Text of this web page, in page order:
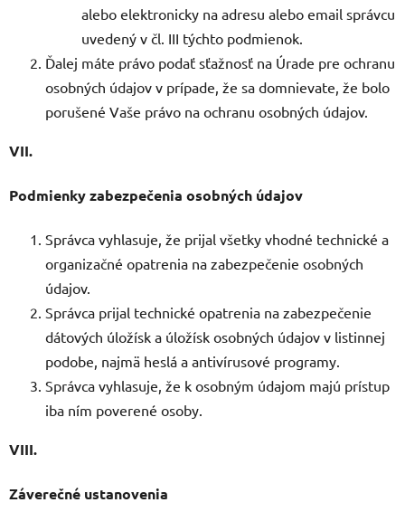
alebo elektronicky na adresu alebo email správcu
uvedený v čl. III týchto podmienok.
Ďalej máte právo podať sťažnosť na Úrade pre ochranu
osobných údajov v prípade, že sa domnievate, že bolo
porušené Vaše právo na ochranu osobných údajov.
VII.
Podmienky zabezpečenia osobných údajov
Správca vyhlasuje, že prijal všetky vhodné technické a
organizačné opatrenia na zabezpečenie osobných
údajov.
Správca prijal technické opatrenia na zabezpečenie
dátových úložísk a úložísk osobných údajov v listinnej
podobe, najmä heslá a antivírusové programy.
Správca vyhlasuje, že k osobným údajom majú prístup
iba ním poverené osoby.
VIII.
Záverečné ustanovenia